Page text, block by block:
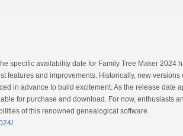
specific availability date for Family Tree Maker 2024
features and improvements. Historically, new
in advance to build excitement. As the release date
for purchase and download. For now, enthusiasts
of this renowned genealogical software.